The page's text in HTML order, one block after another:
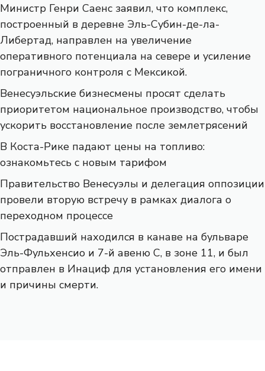
Министр Генри Саенс заявил, что комплекс,
построенный в деревне Эль-Субин-де-ла-
Либертад, направлен на увеличение
оперативного потенциала на севере и усиление
пограничного контроля с Мексикой.
Венесуэльские бизнесмены просят сделать
приоритетом национальное производство, чтобы
ускорить восстановление после землетрясений
В Коста-Рике падают цены на топливо:
ознакомьтесь с новым тарифом
Правительство Венесуэлы и делегация оппозиции
провели вторую встречу в рамках диалога о
переходном процессе
Пострадавший находился в канаве на бульваре
Эль-Фульхенсио и 7-й авеню С, в зоне 11, и был
отправлен в Инациф для установления его имени
и причины смерти.